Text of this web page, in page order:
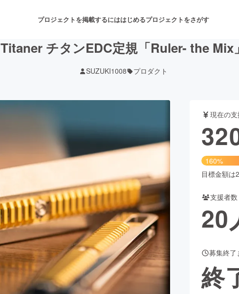
プロジェクトを掲載するにははじめるプロジェクトをさがす
舞台・パフォーマンス
ゲーム・サービス開発 フード・飲食店
アニメ・漫画
チャレンジ ビューティー・ヘルスケア
CAMPFIRE for Social GoodCAMPFIRE Creation
CAMPFIREふるさと納税machi-ya コミュニティ
Titaner チタンEDC定規「Ruler- the Mix」
SUZUKI1008 プロダクト
現在の
160%
目標金額は
支援者数
20
募集終了
終